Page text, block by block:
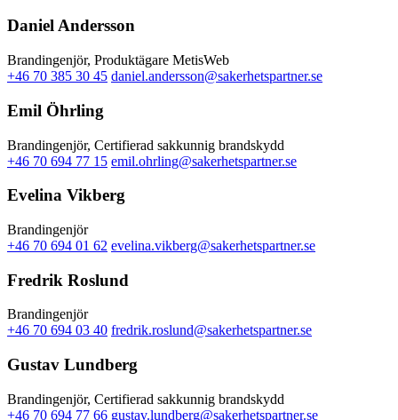
Daniel Andersson
Brandingenjör, Produktägare MetisWeb
+46 70 385 30 45 daniel.andersson@sakerhetspartner.se
Emil Öhrling
Brandingenjör, Certifierad sakkunnig brandskydd
+46 70 694 77 15 emil.ohrling@sakerhetspartner.se
Evelina Vikberg
Brandingenjör
+46 70 694 01 62 evelina.vikberg@sakerhetspartner.se
Fredrik Roslund
Brandingenjör
+46 70 694 03 40 fredrik.roslund@sakerhetspartner.se
Gustav Lundberg
Brandingenjör, Certifierad sakkunnig brandskydd
+46 70 694 77 66 gustav.lundberg@sakerhetspartner.se